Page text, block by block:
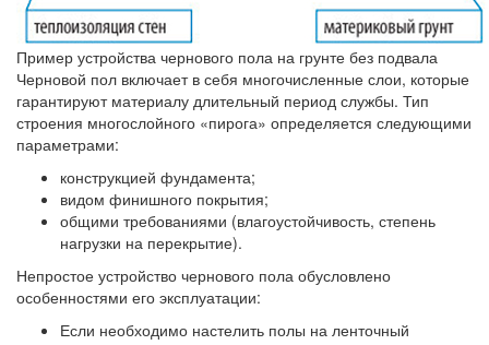
Пример устройства чернового пола на грунте без подвала
Черновой пол включает в себя многочисленные слои, которые
гарантируют материалу длительный период службы. Тип
строения многослойного «пирога» определяется следующими
параметрами:
конструкцией фундамента;
видом финишного покрытия;
общими требованиями (влагоустойчивость, степень
нагрузки на перекрытие).
Непростое устройство чернового пола обусловлено
особенностями его эксплуатации:
Если необходимо настелить полы на ленточный